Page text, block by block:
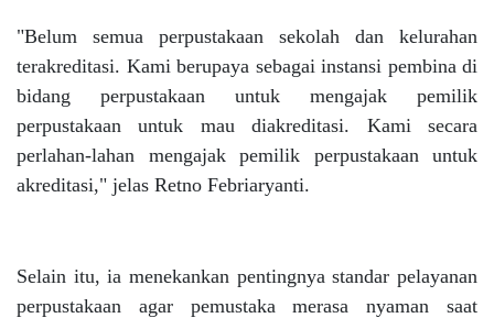
"Belum semua perpustakaan sekolah dan kelurahan
terakreditasi. Kami berupaya sebagai instansi pembina di
bidang perpustakaan untuk mengajak pemilik
perpustakaan untuk mau diakreditasi. Kami secara
perlahan-lahan mengajak pemilik perpustakaan untuk
akreditasi," jelas Retno Febriaryanti.
Selain itu, ia menekankan pentingnya standar pelayanan
perpustakaan agar pemustaka merasa nyaman saat